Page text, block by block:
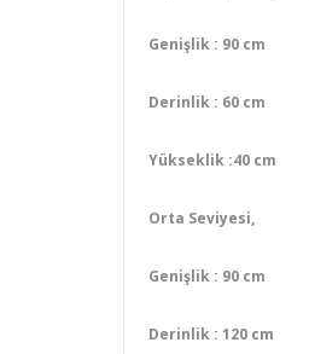
Genişlik : 90 cm
Derinlik : 60 cm
Yükseklik :40 cm
Orta Seviyesi,
Genişlik : 90 cm
Derinlik : 120 cm